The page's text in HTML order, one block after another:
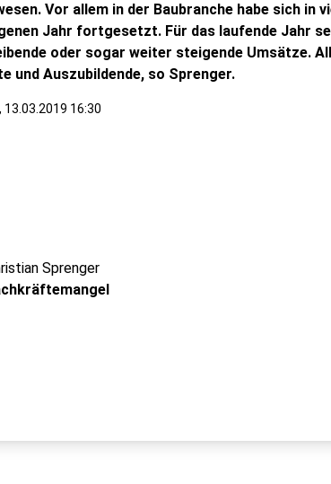
Vor allem in der Baubranche habe sich in
Jahr fortgesetzt. Für das laufende Jahr
oder sogar weiter steigende Umsätze.
und Auszubildende, so Sprenger.
16:30
Sprenger